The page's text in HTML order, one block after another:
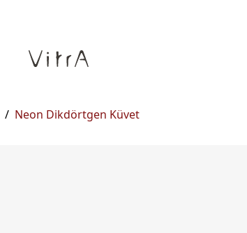
/ Neon Dikdörtgen Küvet